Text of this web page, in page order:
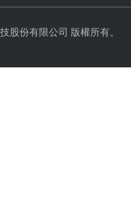
股份有限公司 版權所有。